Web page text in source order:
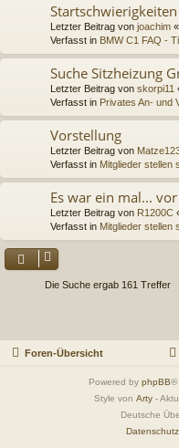
Letzter Beitrag von joachim «
Verfasst in BMW C1 FAQ -
Suche Sitzheizung
Letzter Beitrag von skorpi11
Verfasst in Privates An- und
Vorstellung
Letzter Beitrag von
Verfasst in Mitglieder stellen
Es war ein mal...
Letzter Beitrag von R1200C
Verfasst in Mitglieder stellen
Die Suche ergab 161 Treffer
Foren-Übersicht
Powered by phpBB®
Style von Arty-
Deutsche
Datenschutz